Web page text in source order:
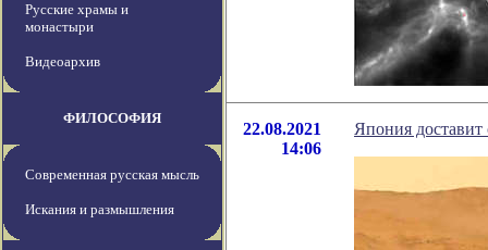
Русские храмы и
монастыри
Видеоархив
ФИЛОСОФИЯ
Современная русская мысль
Искания и размышления
22.08.2021
14:06
Япония доставит